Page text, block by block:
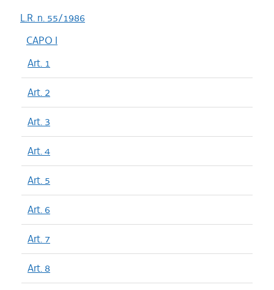
L.R. n. 55/1986
CAPO I
Art. 1
Art. 2
Art. 3
Art. 4
Art. 5
Art. 6
Art. 7
Art. 8